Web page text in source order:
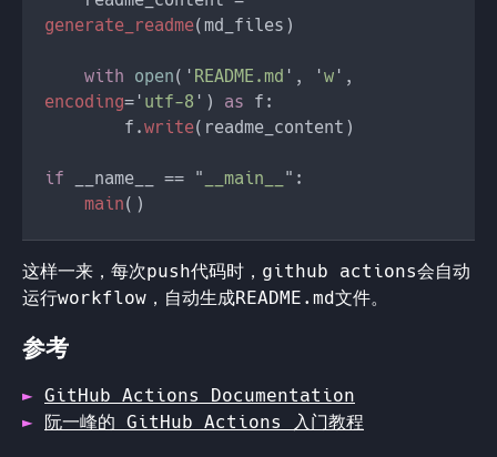
generate_readme
with open(' README.md ', 'w
encoding=' utf-8 ') as
        f.
write
if __name__ == " __main__
main
这样一来，每次push代码时，github actions会自动
运行workflow，自动生成README.md文件。
参考
GitHub Actions Documentation
阮一峰的 GitHub Actions 入门教程